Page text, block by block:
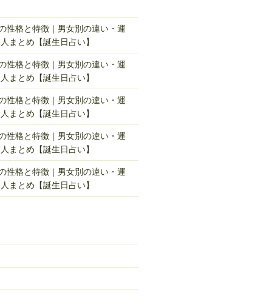
性格と特徴｜男女別の違い・運
まとめ【誕生日占い】
性格と特徴｜男女別の違い・運
まとめ【誕生日占い】
性格と特徴｜男女別の違い・運
まとめ【誕生日占い】
性格と特徴｜男女別の違い・運
まとめ【誕生日占い】
性格と特徴｜男女別の違い・運
まとめ【誕生日占い】